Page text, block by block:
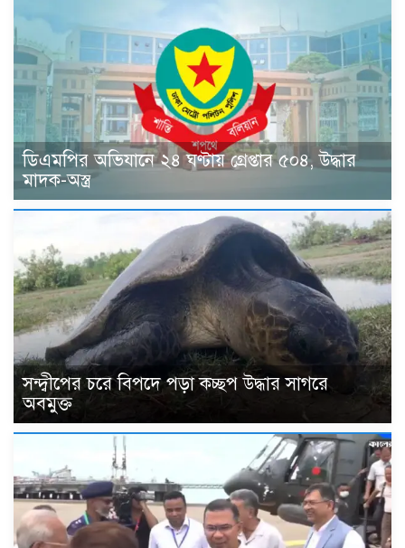
ডিএমপির অভিযানে ২৪ ঘণ্টায় গ্রেপ্তার ৫০৪, উদ্ধার
মাদক-অস্ত্র
সন্দ্বীপের চরে বিপদে পড়া কচ্ছপ উদ্ধার সাগরে
অবমুক্ত